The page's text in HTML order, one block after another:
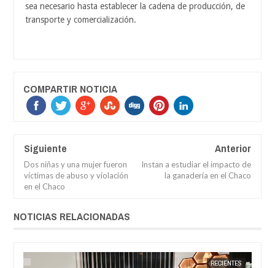
sea necesario hasta establecer la cadena de producción, de
transporte y comercialización.
COMPARTIR NOTICIA
Siguiente
Dos niñas y una mujer fueron
víctimas de abuso y violación
en el Chaco
Anterior
Instan a estudiar el impacto de
la ganadería en el Chaco
NOTICIAS RELACIONADAS
JUL 16, 2026
RECIENTES JORGE